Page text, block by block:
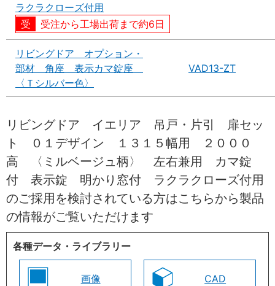
ラクラクローズ付用
受注から工場出荷まで約6日
リビングドア オプション・
部材 角座 表示カマ錠座
〈Ｔシルバー色〉
VAD13-ZT
リビングドア イエリア 吊戸・片引 扉セッ
ト ０１デザイン １３１５幅用 ２０００
高 〈ミルベージュ柄〉 左右兼用 カマ錠
付 表示錠 明かり窓付 ラクラクローズ付用
のご採用を検討されている方はこちらから製品
の情報がご覧いただけます
各種データ・ライブラリー
画像 CAD